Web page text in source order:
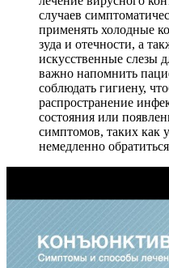
случаев
применять холодные
зуда и отечности, а
искусственные слезы
важно напомнить
соблюдать гигиену,
распространение
состояния или
симптомов, таких как
немедленно